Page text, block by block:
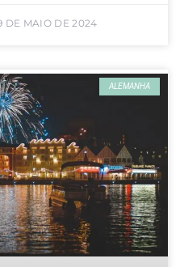
DE MAIO DE 2024
ALEMANHA